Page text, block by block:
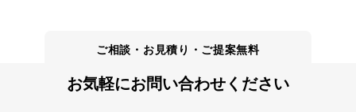
お気軽にお問い合わせください